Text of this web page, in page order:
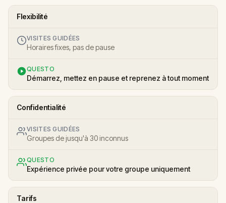
Flexibilité
VISITES GUIDÉES
Horaires fixes, pas de pause
QUESTO
Démarrez, mettez en pause et reprenez à tout moment
Confidentialité
VISITES GUIDÉES
Groupes de jusqu'à 30 inconnus
QUESTO
Expérience privée pour votre groupe uniquement
Tarifs